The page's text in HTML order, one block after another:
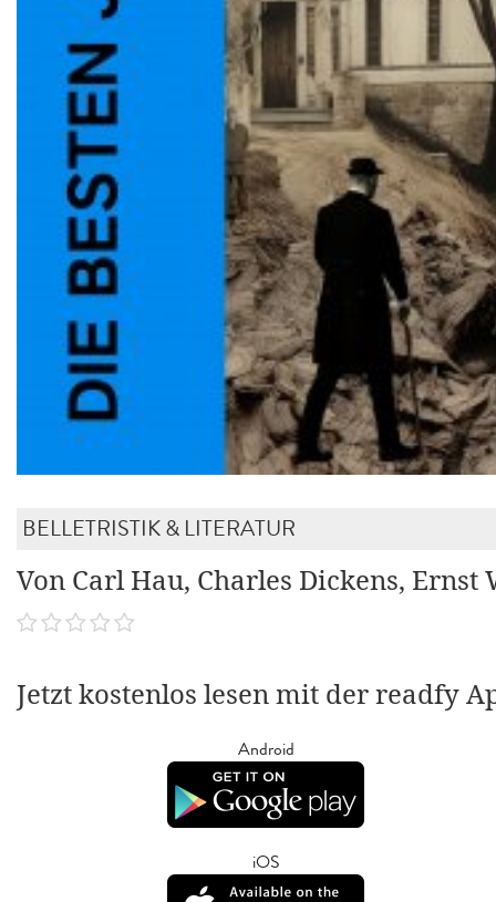
BELLETRISTIK & LITERATUR
Von Carl Hau, Charles Dickens, Ernst
Jetzt kostenlos lesen mit der readfy
Android
iOS